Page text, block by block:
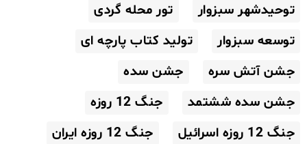
توحیدشهر سبزوار
تور محله گردی
توسعه سبزوار
تولید کتاب پارچه ای
جشن آتش سره
جشن سده
جشن سده ششتمد
جنگ 12 روزه
جنگ 12 روزه اسرائیل
جنگ 12 روزه ایران